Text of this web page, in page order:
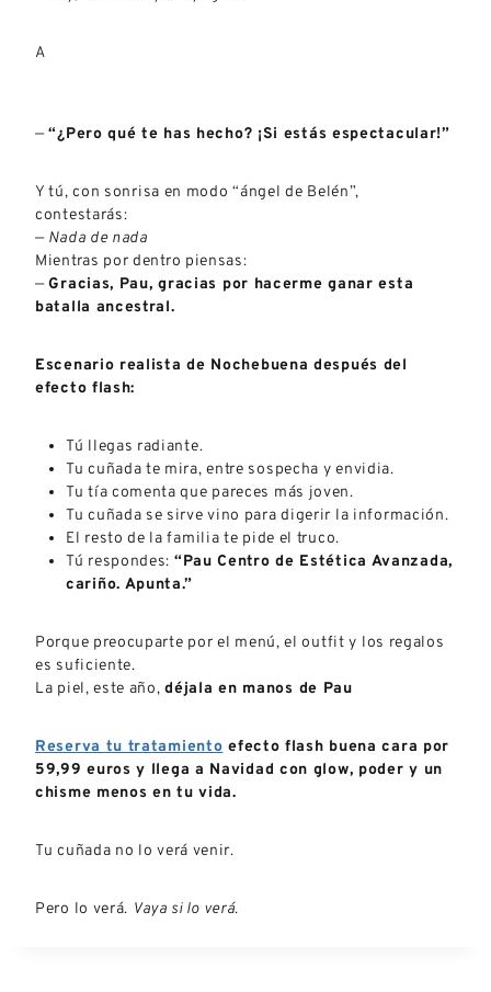
A
—“¿Pero qué te has hecho? ¡Si estás espectacular!”
Y tú, con sonrisa en modo “ángel de Belén”,
contestarás:
— Nada de nada
Mientras por dentro piensas:
—Gracias, Pau, gracias por hacerme ganar esta
batalla ancestral.
Escenario realista de Nochebuena después del
efecto flash:
Tú llegas radiante.
Tu cuñada te mira, entre sospecha y envidia.
Tu tía comenta que pareces más joven.
Tu cuñada se sirve vino para digerir la información.
El resto de la familia te pide el truco.
Tú respondes: “Pau Centro de Estética Avanzada,
cariño. Apunta.”
Porque preocuparte por el menú, el outfit y los regalos
es suficiente.
La piel, este año,déjala en manos de Pau
Reserva tu tratamiento efecto flash buena cara por
59,99 euros y llega a Navidad con glow, poder y un
chisme menos en tu vida.
Tu cuñada no lo verá venir.
Pero lo verá. Vaya si lo verá.